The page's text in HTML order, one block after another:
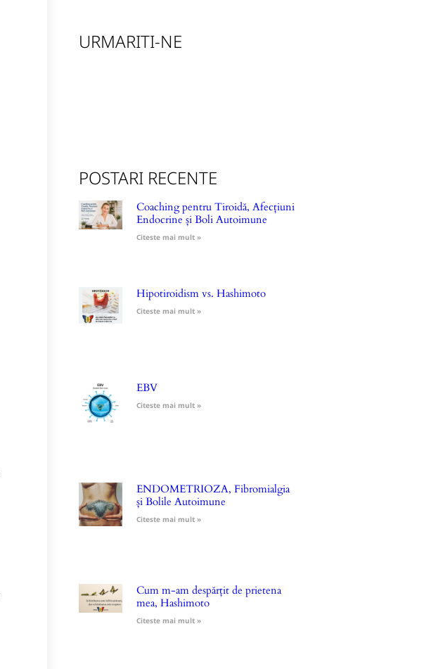
URMARITI-NE
POSTARI RECENTE
Coaching pentru Tiroidă, Afecțiuni
Endocrine și Boli Autoimune
Citeste mai mult »
Hipotiroidism vs. Hashimoto
Citeste mai mult »
EBV
Citeste mai mult »
ENDOMETRIOZA, Fibromialgia
și Bolile Autoimune
Citeste mai mult »
Cum m-am despărțit de prietena
mea, Hashimoto
Citeste mai mult »